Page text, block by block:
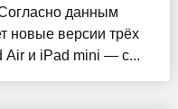
данным
новые версии трёх
Air и iPad mini — с...